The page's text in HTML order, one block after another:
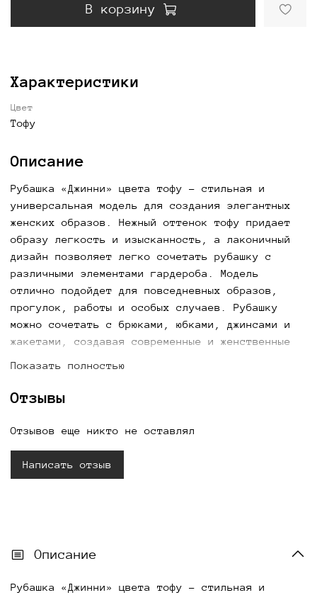
В корзину
Характеристики
Цвет
Тофу
Описание
Рубашка «Джинни» цвета тофу - стильная и
универсальная модель для создания элегантных
женских образов. Нежный оттенок тофу придает
образу легкость и изысканность, а лаконичный
дизайн позволяет легко сочетать рубашку с
различными элементами гардероба. Модель
отлично подойдет для повседневных образов,
прогулок, работы и особых случаев. Рубашку
можно сочетать с брюками, юбками, джинсами и
жакетами, создавая современные и женственные
Показать полностью
Отзывы
Отзывов еще никто не оставлял
Написать отзыв
Описание
Рубашка «Джинни» цвета тофу - стильная и